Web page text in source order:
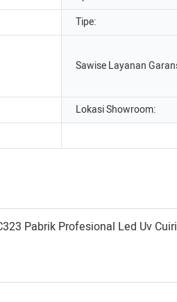
Tipe:
Sawise Layanan
Lokasi Showroom: